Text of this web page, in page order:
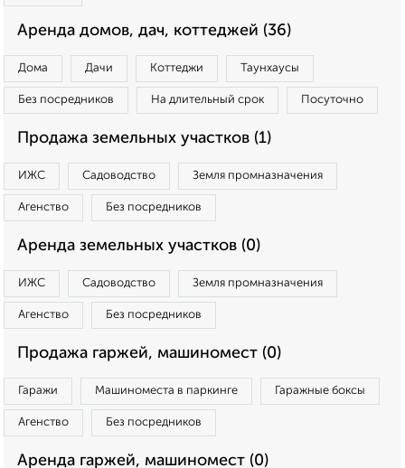
Аренда домов, дач, коттеджей (36)
Дома Дачи Коттеджи Таунхаусы
Без посредников На длительный срок Посуточно
Продажа земельных участков (1)
ИЖС Садоводство Земля промназначения
Агенство Без посредников
Аренда земельных участков (0)
ИЖС Садоводство Земля промназначения
Агенство Без посредников
Продажа гаржей, машиномест (0)
Гаражи Машиноместа в паркинге Гаражные боксы
Агенство Без посредников
Аренда гаржей, машиномест (0)